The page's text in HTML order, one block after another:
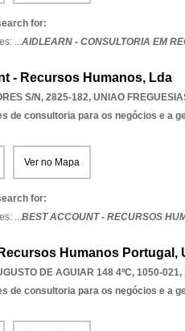
for:
...AIDLEARN - CONSULTORIA EM
- Recursos Humanos, Lda
S/N, 2825-182, UNIAO
de consultoria para os negócios e a
Ver no Mapa
for:
...BEST ACCOUNT - RECURSOS
Humanos Portugal,
DE AGUIAR 148 4ºC, 1050-021,
de consultoria para os negócios e a